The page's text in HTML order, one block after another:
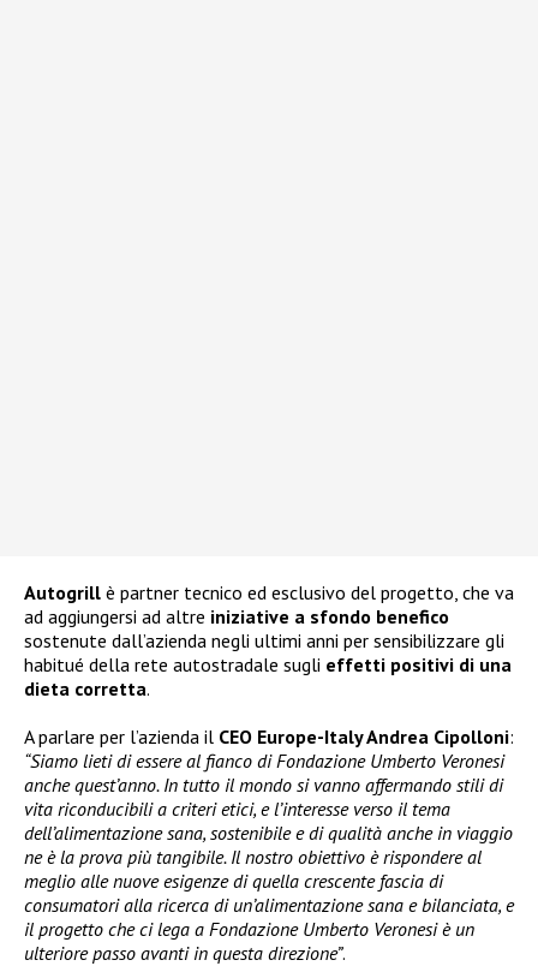
Autogrill è partner tecnico ed esclusivo del progetto, che va
ad aggiungersi ad altre iniziative a sfondo benefico
sostenute dall’azienda negli ultimi anni per sensibilizzare gli
habitué della rete autostradale sugli effetti positivi di una
dieta corretta.
A parlare per l’azienda il CEO Europe-Italy Andrea Cipolloni:
“Siamo lieti di essere al fianco di Fondazione Umberto Veronesi
anche quest’anno. In tutto il mondo si vanno affermando stili di
vita riconducibili a criteri etici, e l’interesse verso il tema
dell’alimentazione sana, sostenibile e di qualità anche in viaggio
ne è la prova più tangibile. Il nostro obiettivo è rispondere al
meglio alle nuove esigenze di quella crescente fascia di
consumatori alla ricerca di un’alimentazione sana e bilanciata, e
il progetto che ci lega a Fondazione Umberto Veronesi è un
ulteriore passo avanti in questa direzione”.